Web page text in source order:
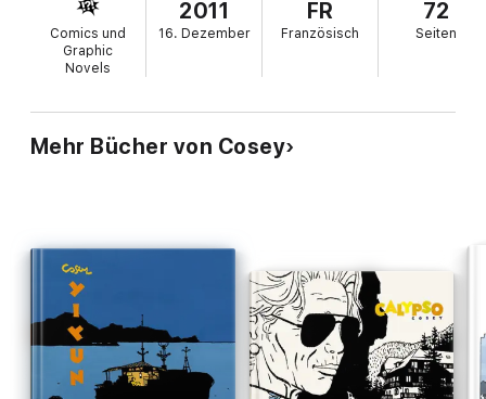
Comics und
Graphic
Novels
2011
16. Dezember
FR
Französisch
72
Seiten
Mehr Bücher von Cosey